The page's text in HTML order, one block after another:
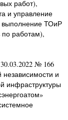
работ),
и управление
выполнение ТОиР
по работам),
№ 166
и
инфраструктуры